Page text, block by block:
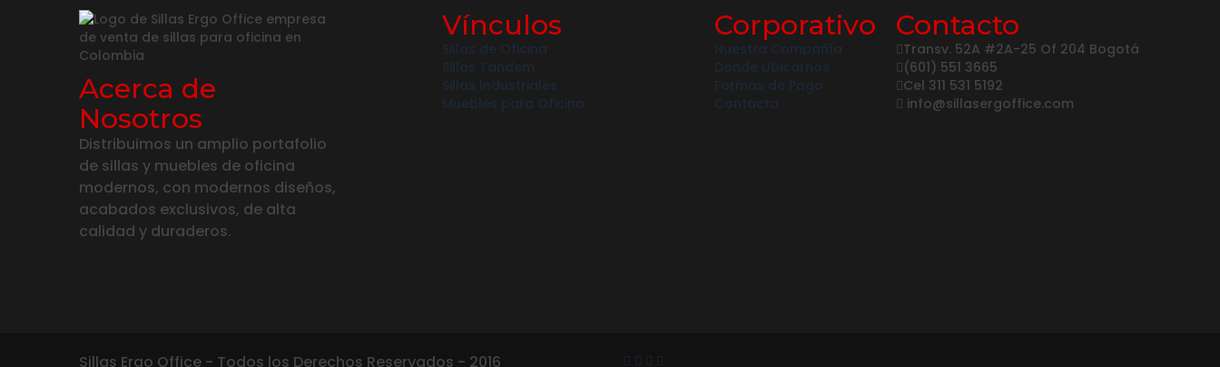
Acerca de
Nosotros
Distribuimos un amplio portafolio
de sillas y muebles de oficina
modernos, con modernos diseños,
acabados exclusivos, de alta
calidad y duraderos.
Vínculos
Sillas de Oficina
Sillas Tandem
Sillas Industriales
Muebles para Oficina
Corporativo
Nuestra Compañía
Dónde Ubicarnos
Formas de Pago
Contacto
Contacto
Transv. 52A #2A-25 Of 204 Bogotá
(601) 551 3665
Cel 311 531 5192
info@sillasergoffice.com
Sillas Ergo Office - Todos los Derechos Reservados - 2016